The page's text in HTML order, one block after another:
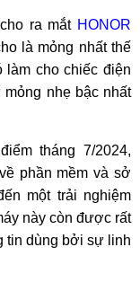
ra mắt HONOR
là mỏng nhất thế
cho chiếc điện
nhẹ bậc nhất
tháng 7/2024,
phần mềm và sở
một trải nghiệm
này còn được rất
tin dùng bởi sự linh